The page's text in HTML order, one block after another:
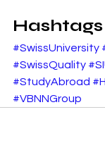
Hashtags
#SwissUniversity
#SwissQuality
#StudyAbroad
#VBNNGroup